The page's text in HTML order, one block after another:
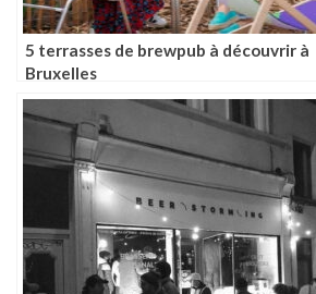
5 terrasses de brewpub à découvrir à
Bruxelles